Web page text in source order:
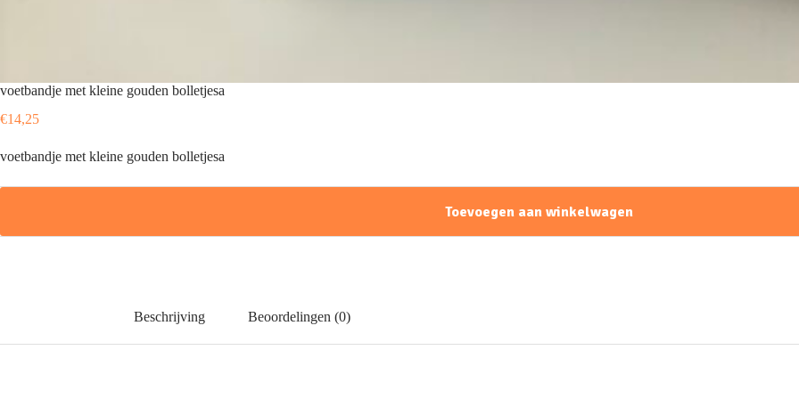
voetbandje met kleine gouden bolletjesa
€14,25
voetbandje met kleine gouden bolletjesa
Toevoegen aan winkelwagen
Beschrijving Beoordelingen (0)